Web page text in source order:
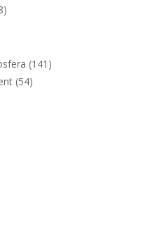
(141)
(54)